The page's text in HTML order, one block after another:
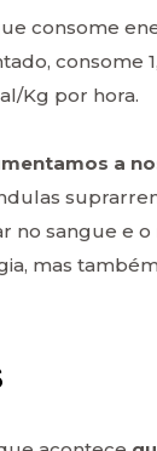
consome
consome
Kg por hora.
a
no sangue e
mas